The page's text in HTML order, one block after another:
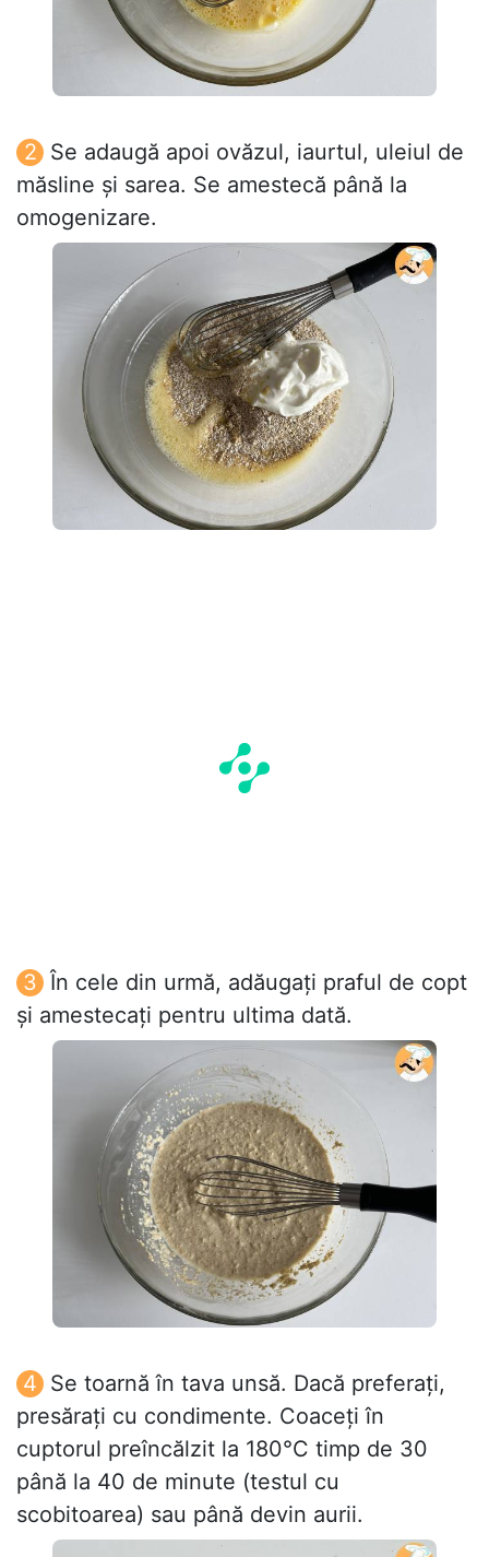
Se adaugă apoi ovăzul, iaurtul, uleiul de
măsline și sarea. Se amestecă până la
omogenizare.
În cele din urmă, adăugați praful de copt
și amestecați pentru ultima dată.
Se toarnă în tava unsă. Dacă preferați,
presărați cu condimente. Coaceți în
cuptorul preîncălzit la 180°C timp de 30
până la 40 de minute (testul cu
scobitoarea) sau până devin aurii.